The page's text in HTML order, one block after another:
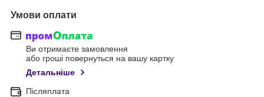
Умови оплати
Ви отримаєте замовлення
або гроші повернуться на вашу картку
Детальніше
Післяплата